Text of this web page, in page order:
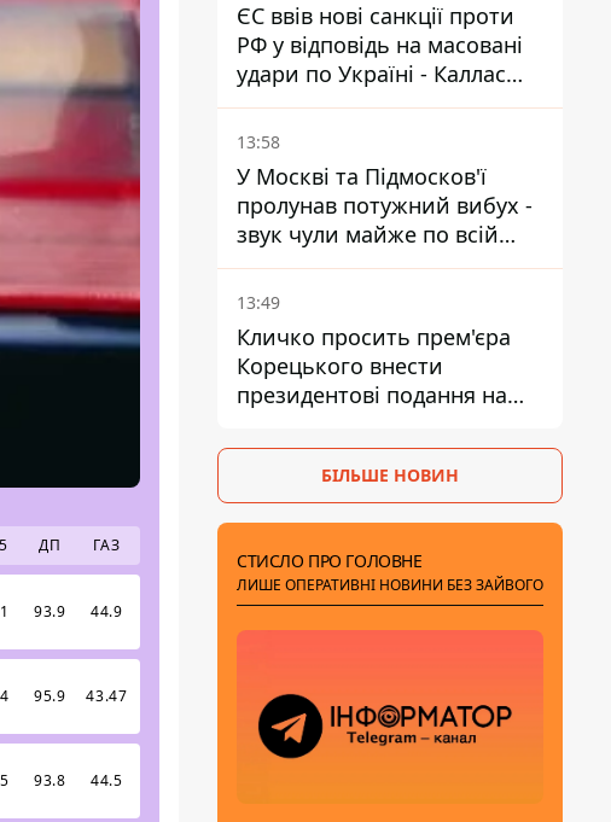
ДП ГАЗ
93.9 44.9
95.9 43.47
93.8 44.5
ЄС ввів нові санкції проти
РФ у відповідь на масовані
удари по Україні - Каллас
розкрила деталі
13:58
У Москві та Підмосков'ї
пролунав потужний вибух -
звук чули майже по всій
області
13:49
Кличко просить прем'єра
Корецького внести
президентові подання на
Троєщини Бахматова
БІЛЬШЕ НОВИН
СТИСЛО ПРО ГОЛОВНЕ
ЛИШЕ ОПЕРАТИВНІ НОВИНИ БЕЗ ЗАЙВОГО